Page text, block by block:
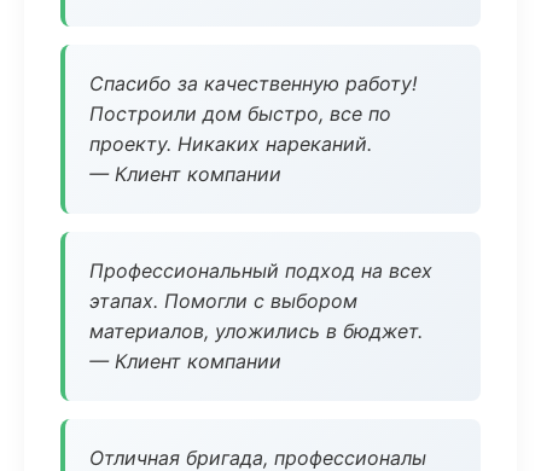
Спасибо за качественную работу!
Построили дом быстро, все по
проекту. Никаких нареканий.
— Клиент компании
Профессиональный подход на всех
этапах. Помогли с выбором
материалов, уложились в бюджет.
— Клиент компании
Отличная бригада, профессионалы